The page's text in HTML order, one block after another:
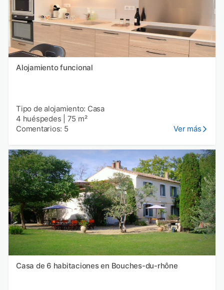
Alojamiento funcional
Tipo de alojamiento: Casa
4 huéspedes
75 m²
Comentarios: 5
Ver más
Casa de 6 habitaciones en Bouches-du-rhône